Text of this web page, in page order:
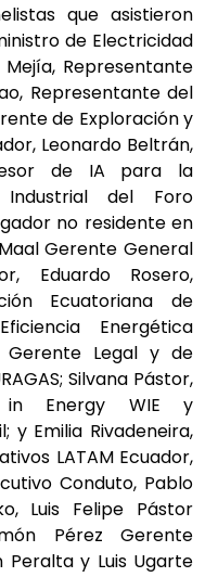
que asistieron
de Electricidad
Representante
Representante del
de Exploración y
Leonardo Beltrán,
de IA para la
del Foro
no residente en
Gerente General
Eduardo Rosero,
Ecuatoriana de
Energética
Gerente Legal y de
Silvana Pástor,
in Energy WIE y
y Emilia Rivadeneira,
LATAM Ecuador,
Conduto, Pablo
Luis Felipe Pástor
Pérez Gerente
Peralta y Luis Ugarte